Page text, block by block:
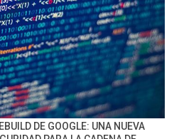
DE GOOGLE: UNA NUEVA